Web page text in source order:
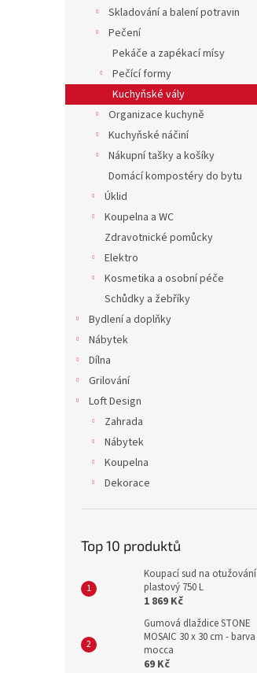
Skladování a balení potravin
Pečení
Pekáče a zapékací mísy
Pečící formy
Kuchyňské vály
Organizace kuchyně
Kuchyňské náčiní
Nákupní tašky a košíky
Domácí kompostéry do bytu
Úklid
Koupelna a WC
Zdravotnické pomůcky
Elektro
Kosmetika a osobní péče
Schůdky a žebříky
Bydlení a doplňky
Nábytek
Dílna
Grilování
Loft Design
Zahrada
Nábytek
Koupelna
Dekorace
Top 10 produktů
Koupací sud na otužování
plastový 750 L
1 869 Kč
Gumová dlaždice STONE
MOSAIC 30 x 30 cm - barva
mocca
69 Kč